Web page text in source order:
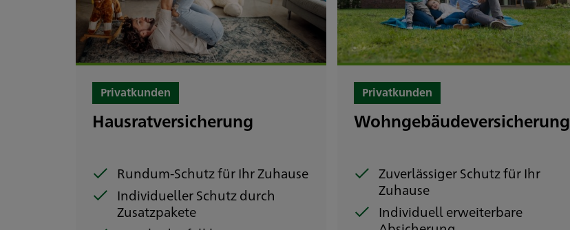
Privatkunden
Hausratversicherung
Rundum-Schutz für Ihr Zuhause
Individueller Schutz durch
Zusatzpakete
Privatkunden
Wohngebäudeversicherung
Zuverlässiger Schutz für Ihr
Zuhause
Individuell erweiterbare